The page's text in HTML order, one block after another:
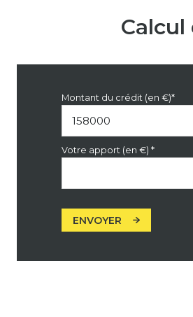
Montant du crédit (en €)*
Votre apport (en €) *
ENVOYER